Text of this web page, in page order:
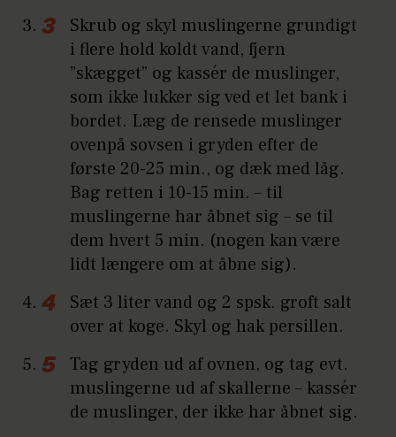
Skrub og skyl muslingerne grundigt
i flere hold koldt vand, fjern
”skægget” og kassér de muslinger,
som ikke lukker sig ved et let bank i
bordet. Læg de rensede muslinger
ovenpå sovsen i gryden efter de
første 20-25 min., og dæk med låg.
Bag retten i 10-15 min. – til
muslingerne har åbnet sig – se til
dem hvert 5 min. (nogen kan være
lidt længere om at åbne sig).
Sæt 3 liter vand og 2 spsk. groft salt
over at koge. Skyl og hak persillen.
Tag gryden ud af ovnen, og tag evt.
muslingerne ud af skallerne – kassér
de muslinger, der ikke har åbnet sig.